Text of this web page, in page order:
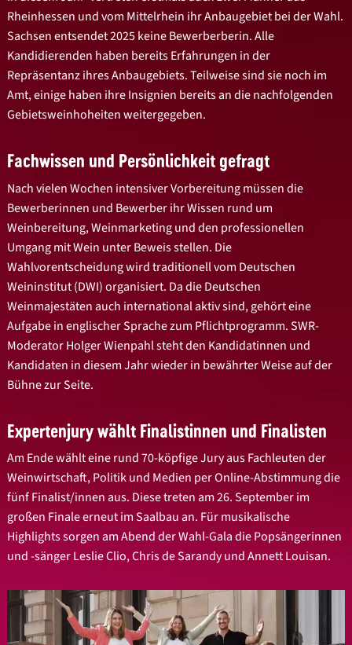
Rheinhessen und vom Mittelrhein ihr Anbaugebiet bei der Wahl.
Sachsen entsendet 2025 keine Bewerberberin. Alle
Kandidierenden haben bereits Erfahrungen in der
Repräsentanz ihres Anbaugebiets. Teilweise sind sie noch im
Amt, einige haben ihre Insignien bereits an die nachfolgenden
Gebietsweinhoheiten weitergegeben.
Fachwissen und Persönlichkeit gefragt
Nach vielen Wochen intensiver Vorbereitung müssen die
Bewerberinnen und Bewerber ihr Wissen rund um
Weinbereitung, Weinmarketing und den professionellen
Umgang mit Wein unter Beweis stellen. Die
Wahlvorentscheidung wird traditionell vom Deutschen
Weininstitut (DWI) organisiert. Da die Deutschen
Weinmajestäten auch international aktiv sind, gehört eine
Aufgabe in englischer Sprache zum Pflichtprogramm. SWR-
Moderator Holger Wienpahl steht den Kandidatinnen und
Kandidaten in diesem Jahr wieder in bewährter Weise auf der
Bühne zur Seite.
Expertenjury wählt Finalistinnen und Finalisten
Am Ende wählt eine rund 70-köpfige Jury aus Fachleuten der
Weinwirtschaft, Politik und Medien per Online-Abstimmung die
fünf Finalist/innen aus. Diese treten am 26. September im
großen Finale erneut im Saalbau an. Für musikalische
Highlights sorgen am Abend der Wahl-Gala die Popsängerinnen
und -sänger Leslie Clio, Chris de Sarandy und Annett Louisan.